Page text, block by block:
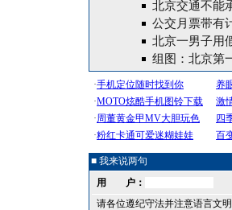
北京交通不能
公交月票带有
北京一男子用
组图：北京第
■ 我来说两句
用 户：
请各位遵纪守法并注意语言文明